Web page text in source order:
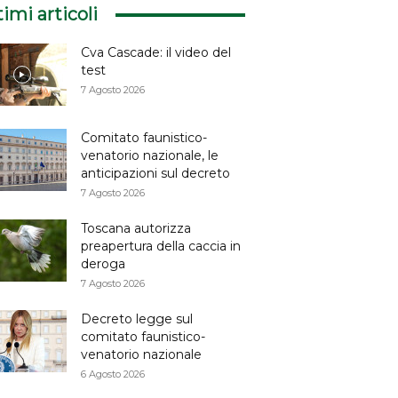
articoli
Cva Cascade: il video del
test
7 Agosto 2026
Comitato faunistico-
venatorio nazionale, le
anticipazioni sul decreto
7 Agosto 2026
Toscana autorizza
preapertura della caccia in
deroga
7 Agosto 2026
Decreto legge sul
comitato faunistico-
venatorio nazionale
6 Agosto 2026